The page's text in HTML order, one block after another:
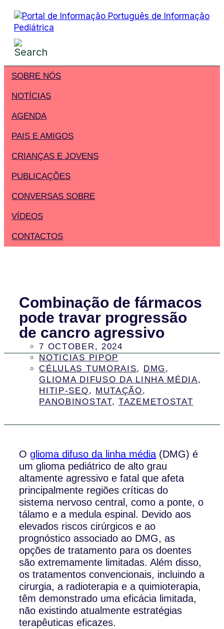
SOBRE NÓS
NOTÍCIAS
AGENDA
PAIS E AMIGOS
CRIANÇAS E JOVENS
PUBLICAÇÕES
CONVERSAS SOBRE
VÍDEOS
CONTACTOS
Combinação de fármacos
pode travar progressão
de cancro agressivo
7 OCTOBER, 2024
NOTICIAS PIPOP
CÉLULAS TUMORAIS, DMG ,
GLIOMA DIFUSO DA LINHA MÉDIA,
HITIP-SEQ, MUTAÇÃO,
PANOBINOSTAT,TAZEMETOSTAT
Oglioma difuso da linha média (DMG) é
um glioma pediátrico de alto grau
altamente agressivo e fatal que afeta
principalmente regiões críticas do
sistema nervoso central, como a ponte, o
tálamo e a medula espinal. Devido aos
elevados riscos cirúrgicos e ao
prognóstico associado ao DMG, as
opções de tratamento para os doentes
são extremamente limitadas. Além disso,
os tratamentos convencionais, incluindo a
cirurgia, a radioterapia e a quimioterapia,
têm demonstrado uma eficácia limitada,
não existindo atualmente estratégias
terapêuticas eficazes.